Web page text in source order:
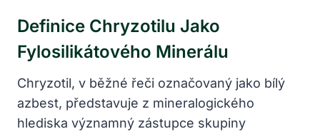
Definice Chryzotilu Jako
Fylosilikátového Minerálu
Chryzotil, v běžné řeči označovaný jako bílý
azbest, představuje z mineralogického
hlediska významný zástupce skupiny